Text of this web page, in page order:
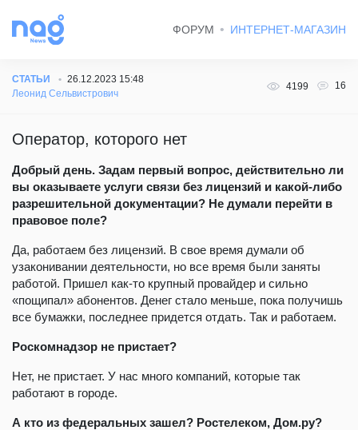
ФОРУМ ИНТЕРНЕТ-МАГАЗИН
СТАТЬИ
26.12.2023 15:48
Леонид Сельвистрович
4199 16
Оператор, которого нет
Добрый день. Задам первый вопрос, действительно ли
вы оказываете услуги связи без лицензий и какой-либо
разрешительной документации? Не думали перейти в
правовое поле?
Да, работаем без лицензий. В свое время думали об
узаконивании деятельности, но все время были заняты
работой. Пришел как-то крупный провайдер и сильно
«пощипал» абонентов. Денег стало меньше, пока получишь
все бумажки, последнее придется отдать. Так и работаем.
Роскомнадзор не пристает?
Нет, не пристает. У нас много компаний, которые так
работают в городе.
А кто из федеральных зашел? Ростелеком, Дом.ру?